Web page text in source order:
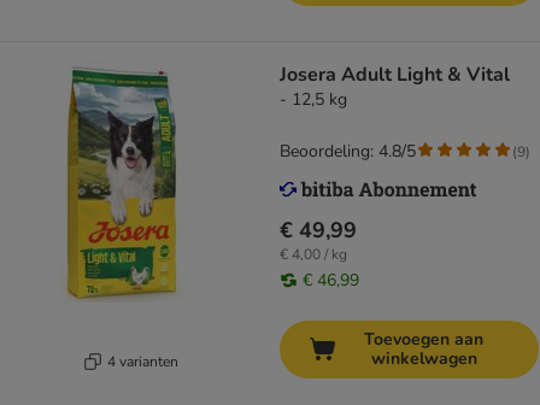
4 varianten
Josera Adult Light & Vital
- 12,5 kg
€ 49,99
€ 4,00 / kg
€ 46,99
Beoordeling: 4.8/5 (9)
Toevoegen aan
winkelwagen